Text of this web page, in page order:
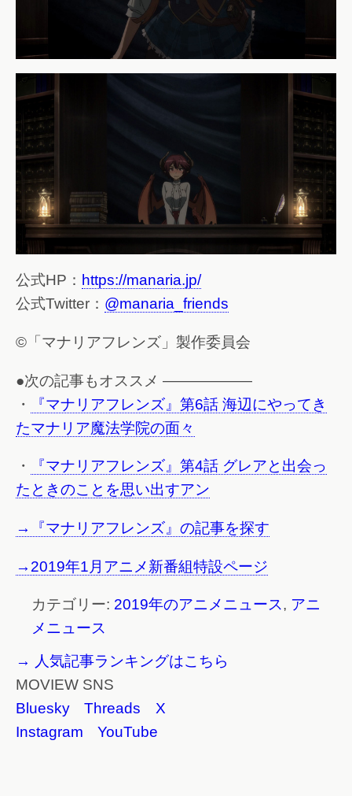
公式HP： https://manaria.jp/
公式Twitter： @manaria_friends
©「マナリアフレンズ」製作委員会
●次の記事もオススメ ——————
・
『マナリアフレンズ』第6話 海辺にやってき
たマナリア魔法学院の面々
・
『マナリアフレンズ』第4話 グレアと出会っ
たときのことを思い出すアン
→『マナリアフレンズ』の記事を探す
→2019年1月アニメ新番組特設ページ
カテゴリー: 2019年のアニメニュース, アニ
メニュース
→ 人気記事ランキングはこちら
MOVIEW SNS
Bluesky
Threads
X
Instagram
YouTube